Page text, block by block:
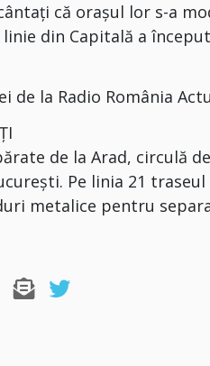
că orașul lor s-a
din Capitală a
de la Radio România
de la Arad, circulă
Pe linia 21
metalice pentru